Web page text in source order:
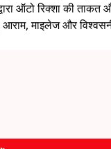
ऑटो रिक्शा की
माइलेज और